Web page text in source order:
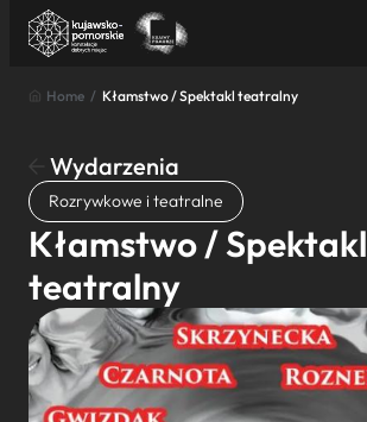
Znajdź atrakcję
Nazwa atrakcji
Miasto
Kategoria
Home / Kłamstwo / Spektakl teatralny
Wydarzenia
Rozrywkowe i teatralne
Kłamstwo / Spektakl
teatralny